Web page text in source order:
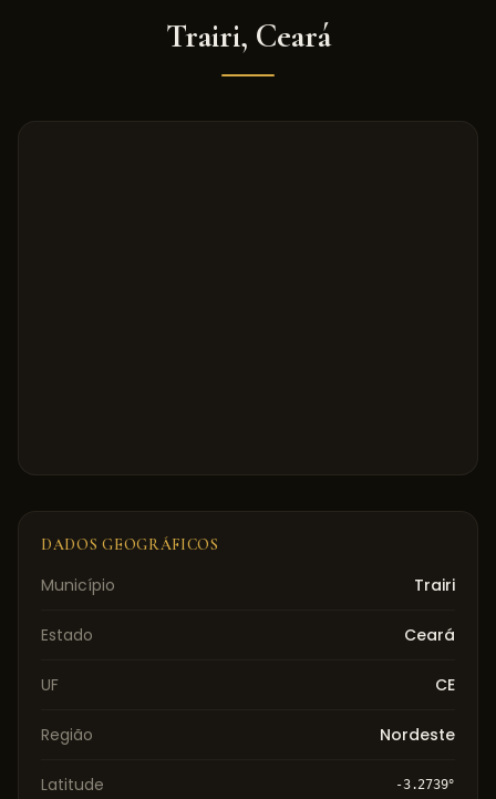
Trairi, Ceará
DADOS GEOGRÁFICOS
Município Trairi
Estado Ceará
UF CE
Região Nordeste
Latitude -3.2739°